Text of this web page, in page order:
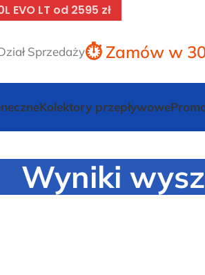
Sprzedaży⏱️ Zamów w
Kolektory przepływowe
Wyniki
EVO LT od 2595 zł